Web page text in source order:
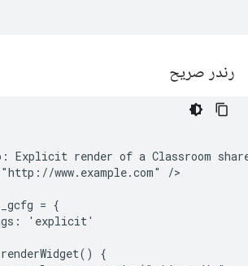
رندر صریح
Explicit render of a Classroom
www.example.com" />
= {
'explicit'
{